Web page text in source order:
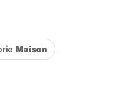
Maison